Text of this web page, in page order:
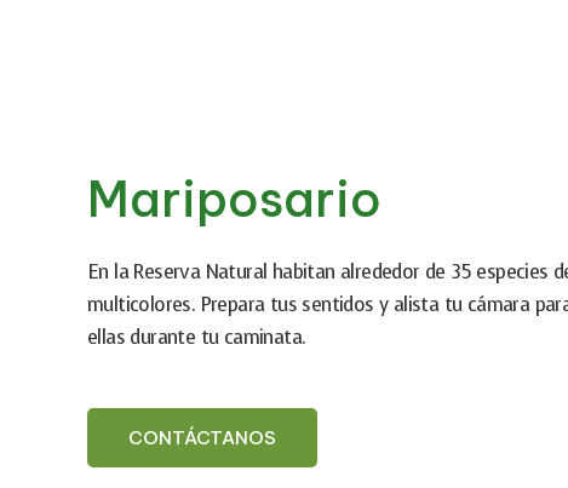
Mariposario
En la Reserva Natural habitan alrededor de 35 especies
multicolores. Prepara tus sentidos y alista tu cámara
ellas durante tu caminata.
CONTÁCTANOS